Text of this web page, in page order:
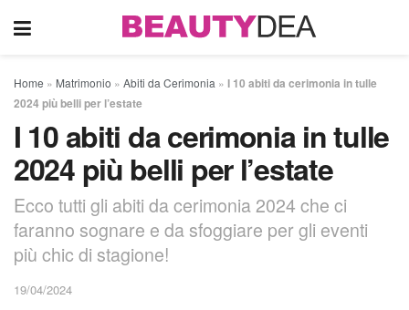
Home » Matrimonio » Abiti da Cerimonia » I 10 abiti da cerimonia in tulle
2024 più belli per l’estate
I 10 abiti da cerimonia in tulle
2024 più belli per l’estate
Ecco tutti gli abiti da cerimonia 2024 che ci
faranno sognare e da sfoggiare per gli eventi
più chic di stagione!
19/04/2024